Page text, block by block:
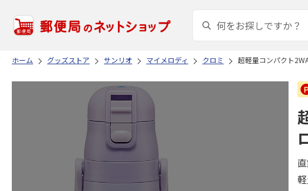
ホーム グッズストア サンリオ マイメロディ クロミ 超軽量コンパクト